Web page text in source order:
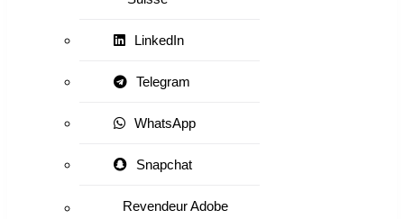
LinkedIn
Telegram
WhatsApp
Snapchat
Revendeur Adobe